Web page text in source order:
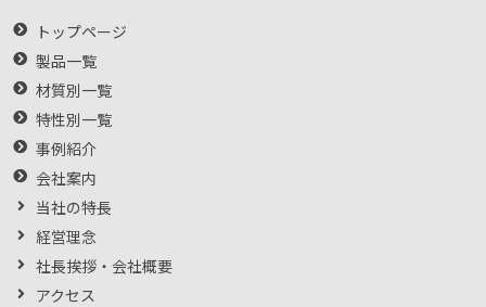
トップページ
製品一覧
材質別一覧
特性別一覧
事例紹介
会社案内
当社の特長
経営理念
社長挨拶・会社概要
アクセス